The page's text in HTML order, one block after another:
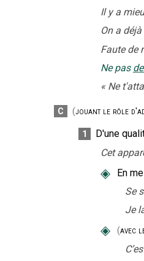
Il y a
On a
Faute de
Ne pas
« Ne
C (jouant le rôle
1
D'une
Cet
◈
En
Se
Je
◈ (avec